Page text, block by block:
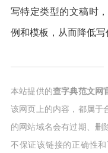
写特定类型的文稿时
例和模板，从而降低写
本站提供的查字典范文网
该网页上的内容，都属于
的网站域名会有过期、删
不保证该链接的正确性